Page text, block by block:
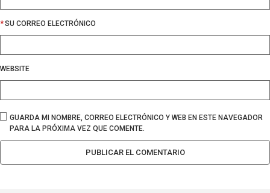
*SU CORREO ELECTRÓNICO
WEBSITE
GUARDA MI NOMBRE, CORREO ELECTRÓNICO Y WEB EN ESTE NAVEGADOR
PARA LA PRÓXIMA VEZ QUE COMENTE.